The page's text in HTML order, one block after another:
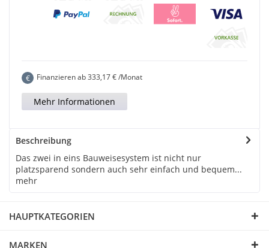
€ Finanzieren ab333,17€ /Monat
Mehr Informationen
Beschreibung
Das zwei in eins Bauweisesystem ist nicht nur
platzsparend sondern auch sehr einfach und bequem...
mehr
HAUPTKATEGORIEN
MARKEN